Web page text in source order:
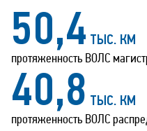
57,5 ТЫС. КМ
протяженность ВОЛС
46,6 ТЫС. КМ
протяженность ВОЛС